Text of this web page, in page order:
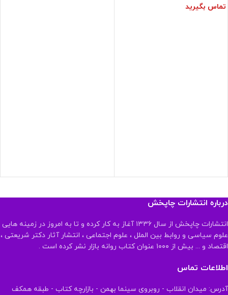
تماس بگیرید
درباره انتشارات چاپخش
انتشارات چاپخش از سال ۱۳۳۶ آغاز به کار کرده و تا به امروز در زمینه هایی
علوم سیاسی و روابط بین الملل ، علوم اجتماعی ، انتشار آثار دکتر شریعتی ،
اقتصاد و ... بیش از ۱۰۰۰ عنوان کتاب روانه بازار نشر کرده است .
اطلاعات تماس
آدرس: میدان انقلاب - روبروی سینما بهمن - بازارچه کتاب - طبقه همکف